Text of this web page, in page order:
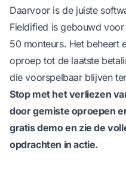
Daarvoor is de juiste
Fieldified is gebouwd
50 monteurs. Het beheert
oproep tot de laatste
die voorspelbaar blijven
Stop met het verliezen
door gemiste oproepen
gratis demoen zie de
opdrachten in actie.